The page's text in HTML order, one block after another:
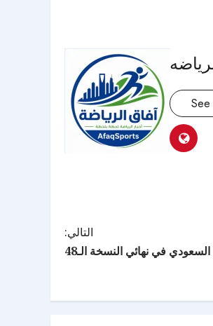
التالي:
في نهائي النسخة الـ48